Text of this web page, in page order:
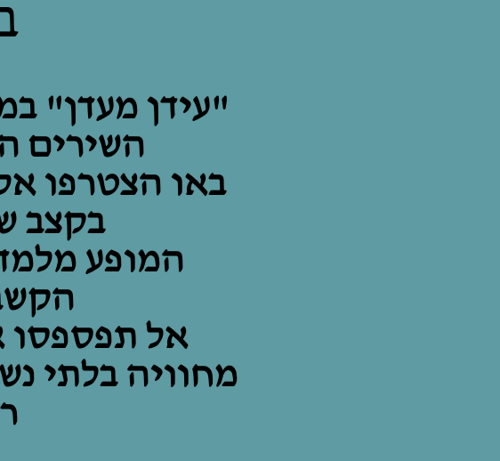
"עידן מעדן"
השירים
באו הצטרפו
בקצב
המופע
אל תפספסו
מחוויה בלתי